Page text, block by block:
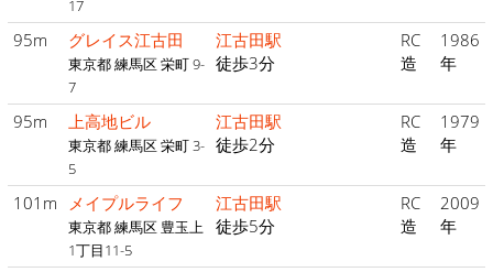
17
95m グレイス江古田
東京都 練馬区 栄町 9-
7
江古田駅
徒歩3分
RC
造
1986
年
95m 上高地ビル
東京都 練馬区 栄町 3-
5
江古田駅
徒歩2分
RC
造
1979
年
101m メイプルライフ
東京都 練馬区 豊玉上
1丁目11-5
江古田駅
徒歩5分
RC
造
2009
年